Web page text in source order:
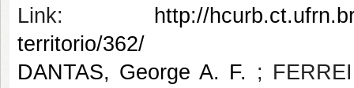
Link:
http://
territorio/362/
DANTAS, George A. F. ;